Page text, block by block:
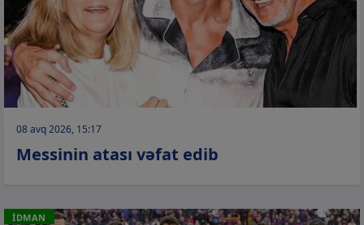
08 avq 2026, 15:17
Messinin atası vəfat edib
İDMAN